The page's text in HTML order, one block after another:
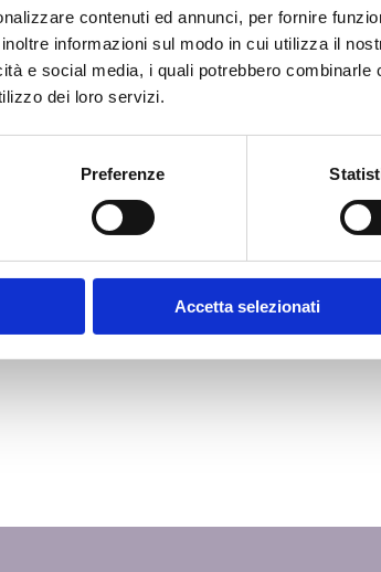
contenuti ed annunci, per fornire
informazioni sul modo in cui utilizza il
e social media, i quali potrebbero
dei loro servizi.
Preferenze
Accetta selezionati
RDS
e
IT